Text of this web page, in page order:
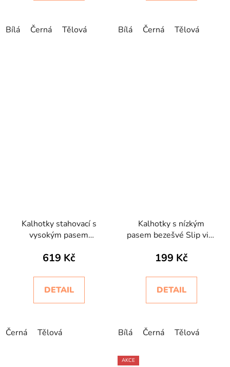
Bílá Černá Tělová Bílá Černá Tělová
Kalhotky stahovací s
vysokým pasem
Invisibile
619 Kč
DETAIL
Černá Tělová
Kalhotky s nízkým
pasem bezešvé Slip vita
199 Kč
DETAIL
Bílá Černá Tělová
AKCE